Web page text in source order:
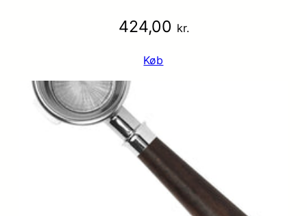
424,00 kr.
Køb